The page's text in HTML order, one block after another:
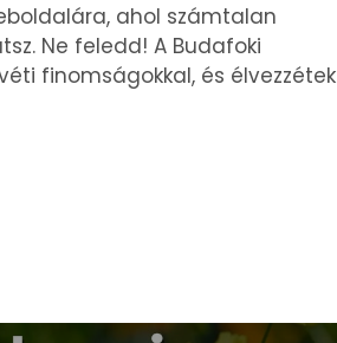
ahol számtalan
Ne feledd! A Budafoki
finomságokkal, és élvezzétek